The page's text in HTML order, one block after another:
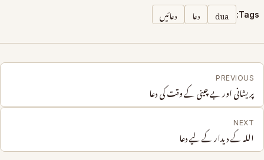
Tags:
dua دعا دعائیں
PREVIOUS
پریشانی اور بے چینی کے وقت کی دعا
NEXT
الله کے دیدار کے لیے دعا